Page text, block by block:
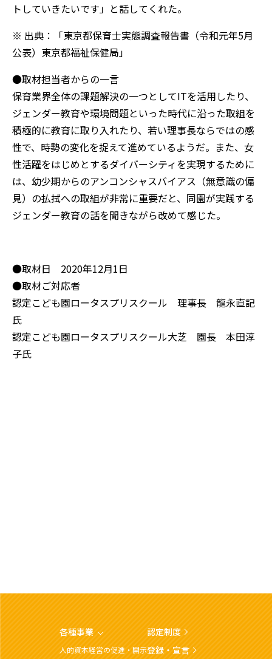
トしていきたいです」と話してくれた。
※ 出典：「東京都保育士実態調査報告書（令和元年5月
公表）東京都福祉保健局」
●取材担当者からの一言
保育業界全体の課題解決の一つとしてITを活用したり、
ジェンダー教育や環境問題といった時代に沿った取組を
積極的に教育に取り入れたり、若い理事長ならではの感
性で、時勢の変化を捉えて進めているようだ。また、女
性活躍をはじめとするダイバーシティを実現するために
は、幼少期からのアンコンシャスバイアス（無意識の偏
見）の払拭への取組が非常に重要だと、同園が実践する
ジェンダー教育の話を聞きながら改めて感じた。
●取材日 2020年12月1日
●取材ご対応者
認定こども園ロータスプリスクール 理事長 龍永直記
氏
認定こども園ロータスプリスクール大芝 園長 本田淳
子氏
各種事業
人的資本経営の促進・開示
認定制度
登録・宣言